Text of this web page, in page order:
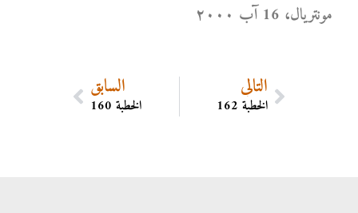
مونتریال، 16 آب ۲۰۰۰
السابق
الخطبة 160
التالي
الخطبة 162